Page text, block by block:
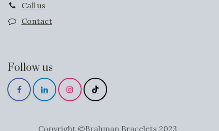
Call us
Contact
Follow us
Copyright ©Brahman Bracelets 2023